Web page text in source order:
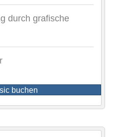
durch grafische
buchen